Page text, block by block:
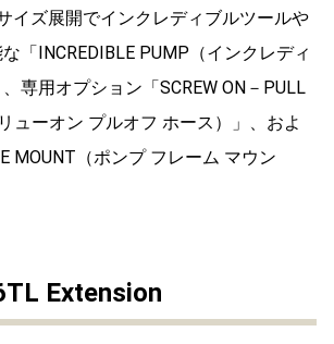
イズ展開でインクレディブルツールや
「INCREDIBLE PUMP（インクレディ
専用オプション「SCREW ON－PULL
ューオン プルオフ ホース）」、およ
MOUNT（ポンプ フレーム マウン
Extension